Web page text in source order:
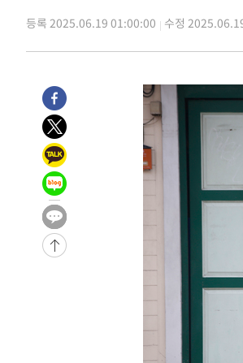
25.3%↑
-14716초 전 >[속보]'채상병 순직 책임' 임성
-14582초 전 >[속보]종합특검, '관저이전 봐
-10432초 전 >
[속보]'300억원대 사기 혐의'
-9626초 전 >
"미 전국적 살모네라 식중독 원
-8139초 전 >
[속보]경찰·노동부, HL만도 평
-8020초 전 >
[속보]합수본, '투표율 허위 입
압수수색
-7775초 전 >
[속보]원·달러 환율, 오전 9시
-32108초 전 >
여자배구 이재영·이다영 자매
-31361초 전 >
외국인 심판 성 접대 7경기
-31095초 전 >
[속보]코스닥, 2.86포인트
[속보]코스피, 6200선 약보
[속보]원·달러 환율, 7.7원 내
[속보] 노원서 40.1도 관측…
[속보]종합특검, '계엄 수용공
등록 2025.06.19 01:00:00 수정